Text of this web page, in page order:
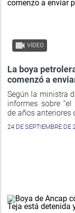
VIDEO
La boya
comenzó a
Según la ministra
informes sobre
de años anteriores
24 DE SEPTIEMBRE DE